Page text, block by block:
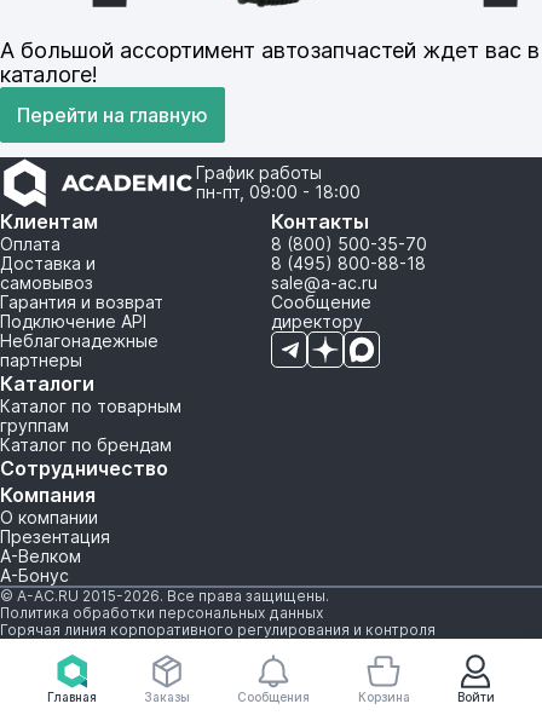
Главная Войти
Заказы Сообщения Корзина
А большой ассортимент автозапчастей ждет вас в
каталоге!
Перейти на главную
График работы
пн-пт, 09:00 - 18:00
Клиентам
Оплата
Доставка и
самовывоз
Гарантия и возврат
Подключение API
Неблагонадежные
партнеры
Каталоги
Каталог по товарным
группам
Каталог по брендам
Сотрудничество
Компания
О компании
Презентация
А-Велком
А-Бонус
Контакты
8 (800) 500-35-70
8 (495) 800-88-18
sale@a-ac.ru
Сообщение
директору
© A-AC.RU 2015-2026. Все права защищены.
Политика обработки персональных данных
Горячая линия корпоративного регулирования и контроля